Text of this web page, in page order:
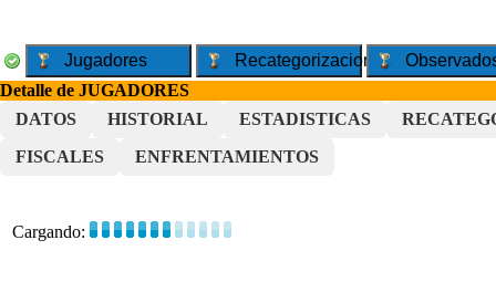
Jugadores Recategorizaciones
Detalle de JUGADORES
DATOS
HISTORIAL ESTADISTICAS
FISCALES
ENFRENTAMIENTOS
Cargando: